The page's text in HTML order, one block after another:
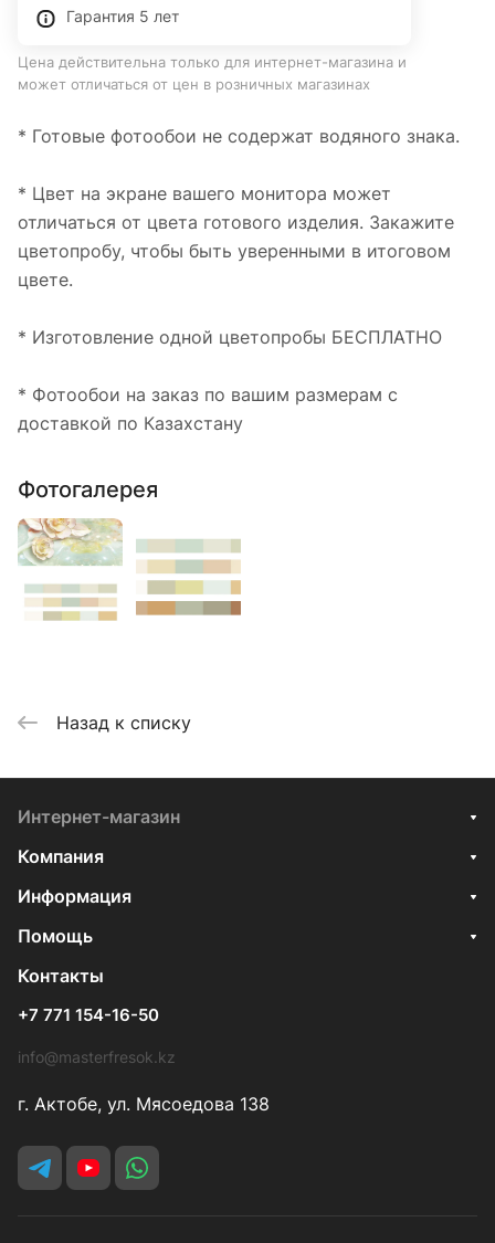
Гарантия 5 лет
Цена действительна только для интернет-магазина и
может отличаться от цен в розничных магазинах
* Готовые фотообои не содержат водяного знака.
* Цвет на экране вашего монитора может
отличаться от цвета готового изделия. Закажите
цветопробу, чтобы быть уверенными в итоговом
цвете.
* Изготовление одной цветопробы БЕСПЛАТНО
* Фотообои на заказ по вашим размерам с
доставкой по Казахстану
Фотогалерея
Назад к списку
Интернет-магазин
Компания
Информация
Помощь
Контакты
+7 771 154-16-50
info@masterfresok.kz
г. Актобе, ул. Мясоедова 138